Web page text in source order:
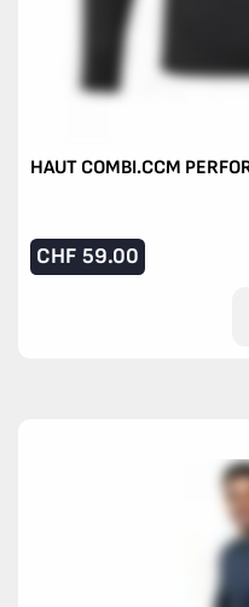
HAUT COMBI.CCM
CHF 59.00